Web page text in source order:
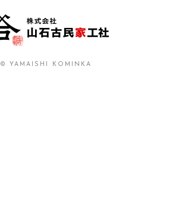
© YAMAISHI KOMINKA